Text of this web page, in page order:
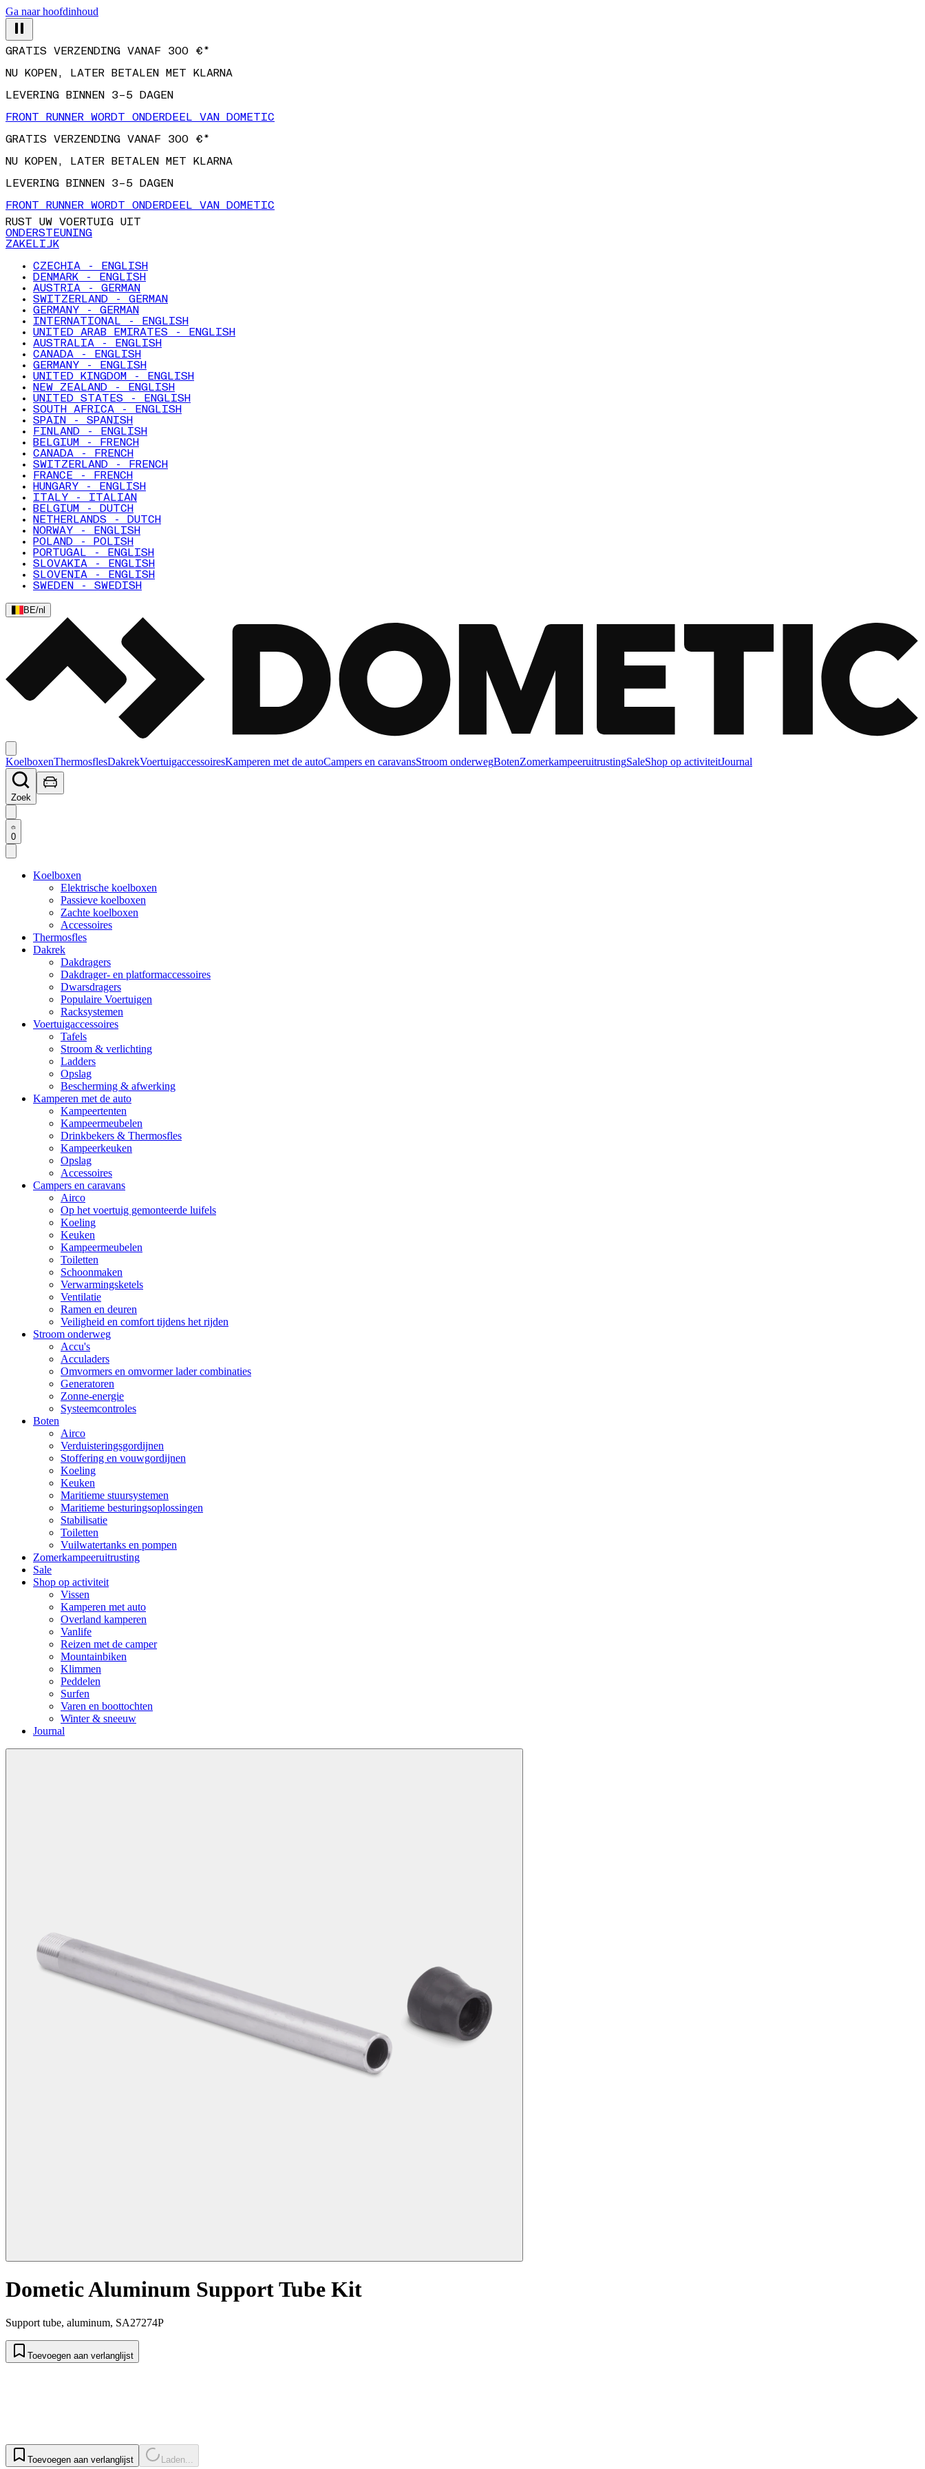
Ga naar hoofdinhoud
GRATIS VERZENDING VANAF 300 €*
NU KOPEN, LATER BETALEN MET KLARNA
LEVERING BINNEN 3–5 DAGEN
FRONT RUNNER WORDT ONDERDEEL VAN DOMETIC
GRATIS VERZENDING VANAF 300 €*
NU KOPEN, LATER BETALEN MET KLARNA
LEVERING BINNEN 3–5 DAGEN
FRONT RUNNER WORDT ONDERDEEL VAN DOMETIC
RUST UW VOERTUIG UIT
ONDERSTEUNING
ZAKELIJK
CZECHIA - ENGLISH
DENMARK - ENGLISH
AUSTRIA - GERMAN
SWITZERLAND - GERMAN
GERMANY - GERMAN
INTERNATIONAL - ENGLISH
UNITED ARAB EMIRATES - ENGLISH
AUSTRALIA - ENGLISH
CANADA - ENGLISH
GERMANY - ENGLISH
UNITED KINGDOM - ENGLISH
NEW ZEALAND - ENGLISH
UNITED STATES - ENGLISH
SOUTH AFRICA - ENGLISH
SPAIN - SPANISH
FINLAND - ENGLISH
BELGIUM - FRENCH
CANADA - FRENCH
SWITZERLAND - FRENCH
FRANCE - FRENCH
HUNGARY - ENGLISH
ITALY - ITALIAN
BELGIUM - DUTCH
NETHERLANDS - DUTCH
NORWAY - ENGLISH
POLAND - POLISH
PORTUGAL - ENGLISH
SLOVAKIA - ENGLISH
SLOVENIA - ENGLISH
SWEDEN - SWEDISH
BE/nl
KoelboxenThermosflesDakrekVoertuigaccessoiresKamperen met de autoCampers en caravansStroom onderwegBotenZomerkampeeruitrustingSaleShop op activiteitJournal
Zoek
0
Koelboxen
Elektrische koelboxen
Passieve koelboxen
Zachte koelboxen
Accessoires
Thermosfles
Dakrek
Dakdragers
Dakdrager- en platformaccessoires
Dwarsdragers
Populaire Voertuigen
Racksystemen
Voertuigaccessoires
Tafels
Stroom & verlichting
Ladders
Opslag
Bescherming & afwerking
Kamperen met de auto
Kampeertenten
Kampeermeubelen
Drinkbekers & Thermosfles
Kampeerkeuken
Opslag
Accessoires
Campers en caravans
Airco
Op het voertuig gemonteerde luifels
Koeling
Keuken
Kampeermeubelen
Toiletten
Schoonmaken
Verwarmingsketels
Ventilatie
Ramen en deuren
Veiligheid en comfort tijdens het rijden
Stroom onderweg
Accu's
Acculaders
Omvormers en omvormer lader combinaties
Generatoren
Zonne-energie
Systeemcontroles
Boten
Airco
Verduisteringsgordijnen
Stoffering en vouwgordijnen
Koeling
Keuken
Maritieme stuursystemen
Maritieme besturingsoplossingen
Stabilisatie
Toiletten
Vuilwatertanks en pompen
Zomerkampeeruitrusting
Sale
Shop op activiteit
Vissen
Kamperen met auto
Overland kamperen
Vanlife
Reizen met de camper
Mountainbiken
Klimmen
Peddelen
Surfen
Varen en boottochten
Winter & sneeuw
Journal
Dometic Aluminum Support Tube Kit
Support tube, aluminum, SA27274P
Toevoegen aan verlanglijst
Toevoegen aan verlanglijst Laden...